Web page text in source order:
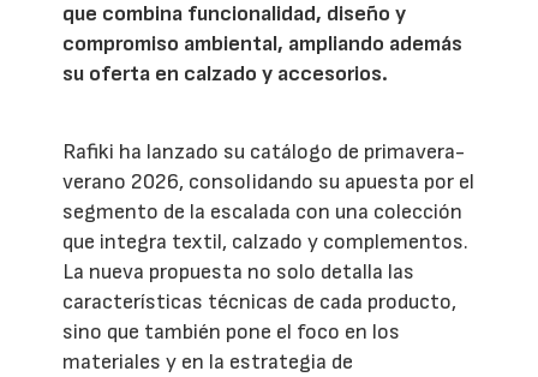
que combina funcionalidad, diseño y
compromiso ambiental, ampliando además
su oferta en calzado y accesorios.
Rafiki ha lanzado su catálogo de primavera-
verano 2026, consolidando su apuesta por el
segmento de la escalada con una colección
que integra textil, calzado y complementos.
La nueva propuesta no solo detalla las
características técnicas de cada producto,
sino que también pone el foco en los
materiales y en la estrategia de